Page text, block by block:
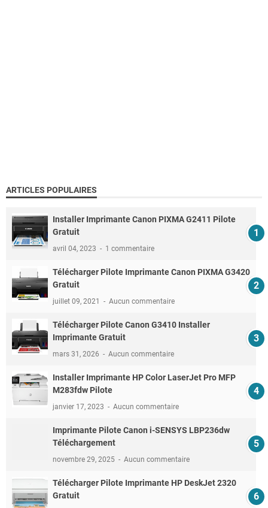
ARTICLES POPULAIRES
Installer Imprimante Canon PIXMA G2411 Pilote
Gratuit
avril 04, 2023 1 commentaire
Télécharger Pilote Imprimante Canon PIXMA G3420
Gratuit
juillet 09, 2021 Aucun commentaire
Télécharger Pilote Canon G3410 Installer
Imprimante Gratuit
mars 31, 2026 Aucun commentaire
Installer Imprimante HP Color LaserJet Pro MFP
M283fdw Pilote
janvier 17, 2023 Aucun commentaire
Imprimante Pilote Canon i-SENSYS LBP236dw
Téléchargement
novembre 29, 2025 Aucun commentaire
Télécharger Pilote Imprimante HP DeskJet 2320
Gratuit